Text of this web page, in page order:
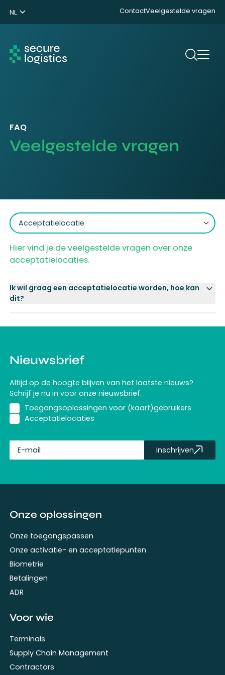
NL
ENG
DE
ContactVeelgestelde vragen
FAQ
Veelgestelde vragen
Hier vind je de veelgestelde vragen over onze
acceptatielocaties.
Ik wil graag een acceptatielocatie worden, hoe kan
dit?
Nieuwsbrief
Altijd op de hoogte blijven van het laatste nieuws?
Schrijf je nu in voor onze nieuwsbrief.
Toegangsoplossingen voor (kaart)gebruikers
Acceptatielocaties
Inschrijven
Onze oplossingen
Onze toegangspassen
Onze activatie- en acceptatiepunten
Biometrie
Betalingen
ADR
Voor wie
Terminals
Supply Chain Management
Contractors